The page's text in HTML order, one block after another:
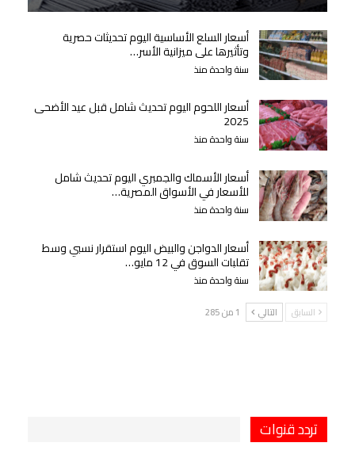
أسعار السلع الأساسية اليوم تحديثات حصرية
وتأثيرها على ميزانية الأسر…
سنة واحدة منذ
أسعار اللحوم اليوم تحديث شامل قبل عيد الأضحى
2025
سنة واحدة منذ
أسعار الأسماك والجمبري اليوم تحديث شامل
للأسعار في الأسواق المصرية…
سنة واحدة منذ
أسعار الدواجن والبيض اليوم استقرار نسبي وسط
تقلبات السوق في 12 مايو…
سنة واحدة منذ
السابق التالي 1 من 285
تردد قنوات